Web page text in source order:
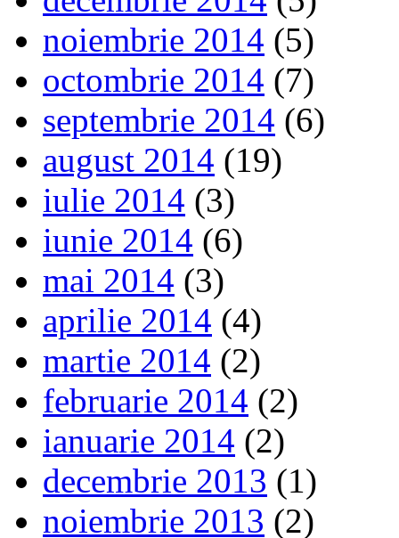
noiembrie 2014 (5)
octombrie 2014 (7)
septembrie 2014 (6)
august 2014 (19)
iulie 2014 (3)
iunie 2014 (6)
mai 2014 (3)
aprilie 2014 (4)
martie 2014 (2)
februarie 2014 (2)
ianuarie 2014 (2)
decembrie 2013 (1)
noiembrie 2013 (2)